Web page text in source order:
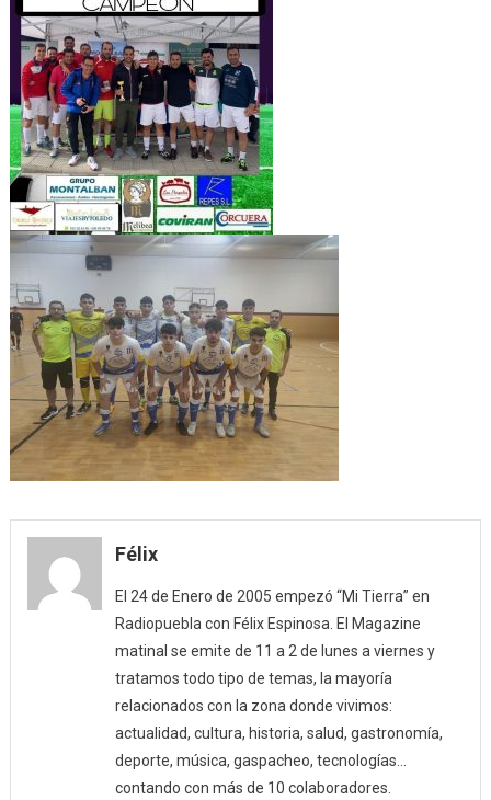
Félix
El 24 de Enero de 2005 empezó “Mi Tierra” en
Radiopuebla con Félix Espinosa. El Magazine
matinal se emite de 11 a 2 de lunes a viernes y
tratamos todo tipo de temas, la mayoría
relacionados con la zona donde vivimos:
actualidad, cultura, historia, salud, gastronomía,
deporte, música, gaspacheo, tecnologías…
contando con más de 10 colaboradores.